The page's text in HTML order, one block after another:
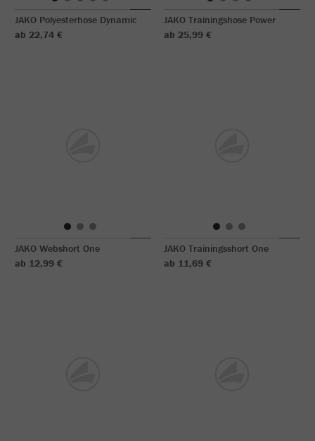
JAKO Polyesterhose Dynamic
ab 22,74 €
JAKO Trainingshose Power
ab 25,99 €
JAKO Webshort One
ab 12,99 €
JAKO Trainingsshort One
ab 11,69 €